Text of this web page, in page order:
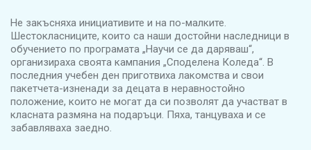
Не закъсняха инициативите и на по-малките.
Шестокласниците, които са наши достойни наследници в
обучението по програмата „Научи се да даряваш“,
организираха своята кампания „Споделена Коледа“. В
последния учебен ден приготвиха лакомства и свои
пакетчета-изненади за децата в неравностойно
положение, които не могат да си позволят да участват в
класната размяна на подаръци. Пяха, танцуваха и се
забавляваха заедно.